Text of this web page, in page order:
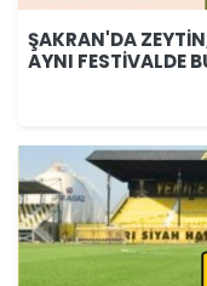
ŞAKRAN'DA
AYNI FESTİVALDE